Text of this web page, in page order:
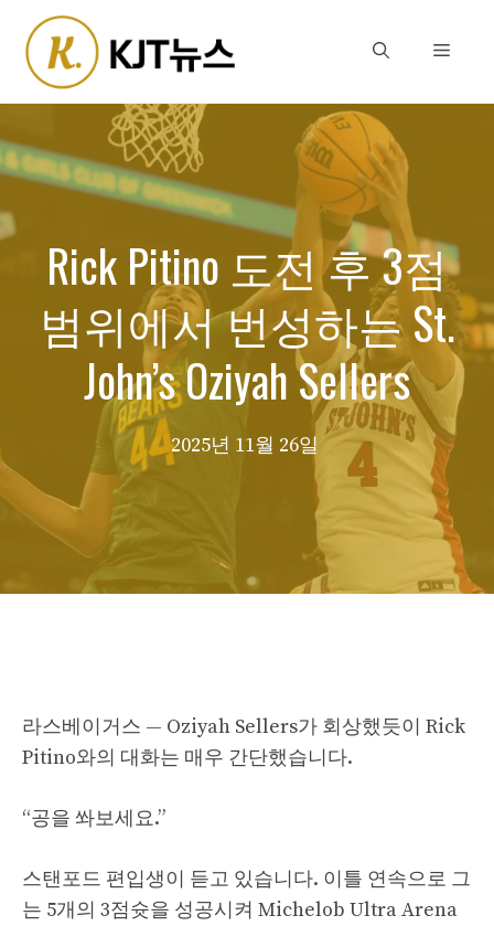
content
Menu
Rick Pitino 도전 후 3점
범위에서 번성하는 St.
John’s Oziyah Sellers
2025년 11월 26일
라스베이거스 — Oziyah Sellers가 회상했듯이 Rick
Pitino와의 대화는 매우 간단했습니다.
“공을 쏴보세요.”
스탠포드 편입생이 듣고 있습니다. 이틀 연속으로 그
는 5개의 3점슛을 성공시켜 Michelob Ultra Arena